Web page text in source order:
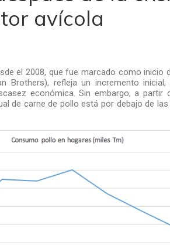
avícola
el 2008, que fue marcado como inicio
Brothers), refleja un incremento
económica. Sin embargo, a partir
de carne de pollo está por debajo de